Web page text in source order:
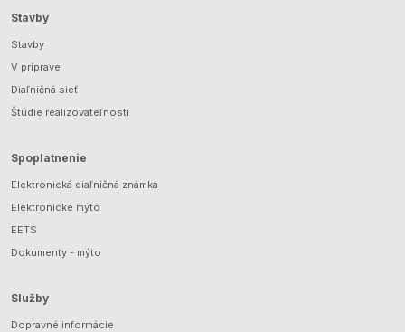
Stavby
Stavby
V príprave
Diaľničná sieť
Štúdie realizovateľnosti
Spoplatnenie
Elektronická diaľničná známka
Elektronické mýto
EETS
Dokumenty - mýto
Služby
Dopravné informácie